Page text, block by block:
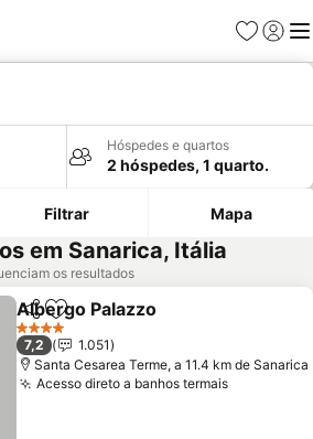
Favoritos
Iniciar
Hóspedes e quartos
2 hóspedes, 1 quarto.
Filtrar Mapa
em Sanarica, Itália
os resultados
PartilharAdicionar aos favoritos
Albergo Palazzo
4 Estrelas
7,2
1.051
Santa Cesarea Terme, a 11.4 km de Sanarica
Acesso direto a banhos termaisVer